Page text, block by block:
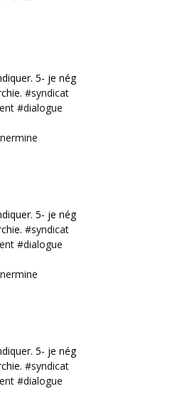
5- je négocie
#syndicat
#dialogue
5- je négocie
#syndicat
#dialogue
5- je négocie
#syndicat
#dialogue